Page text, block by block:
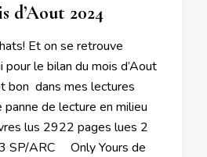
d’Aout 2024
Et on se retrouve
pour le bilan du mois d’Aout
bon dans mes lectures
de lecture en milieu
lus 2922 pages lues 2
SP/ARC Only Yours de